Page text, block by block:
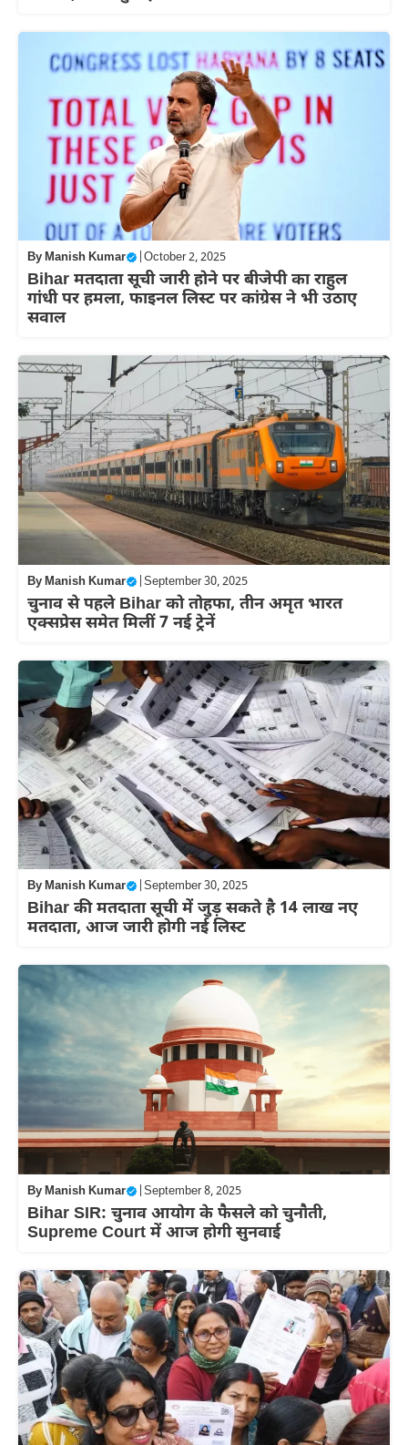
ByManish Kumar October 2, 2025
Bihar मतदाता सूची जारी होने पर बीजेपी का राहुल
गांधी पर हमला, फाइनल लिस्ट पर कांग्रेस ने भी उठाए
सवाल
ByManish Kumar September 30, 2025
चुनाव से पहले Bihar को तोहफा, तीन अमृत भारत
एक्सप्रेस समेत मिलीं 7 नई ट्रेनें
ByManish Kumar September 30, 2025
Bihar की मतदाता सूची में जुड़ सकते है 14 लाख नए
मतदाता, आज जारी होगी नई लिस्ट
ByManish Kumar September 8, 2025
Bihar SIR: चुनाव आयोग के फैसले को चुनौती,
Supreme Court में आज होगी सुनवाई